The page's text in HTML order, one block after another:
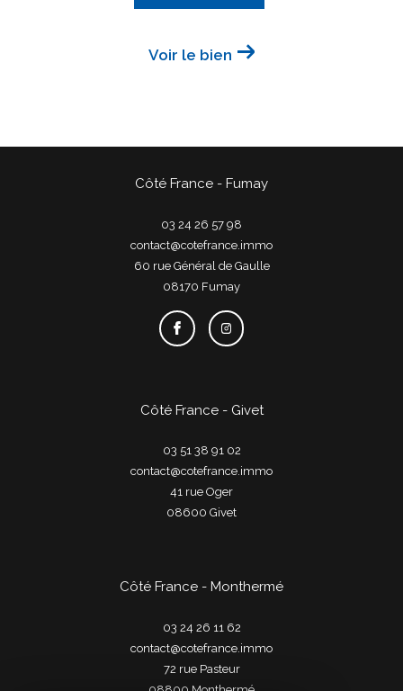
Voir le bien
Côté France - Fumay
03 24 26 57 98
contact@cotefrance.immo
60 rue Général de Gaulle
08170
fumay
Côté France - Givet
03 51 38 91 02
contact@cotefrance.immo
41 rue Oger
08600
givet
Côté France - Monthermé
03 24 26 11 62
contact@cotefrance.immo
72 rue Pasteur